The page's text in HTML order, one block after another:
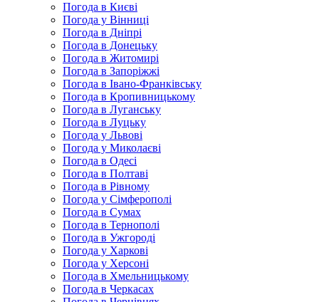
Погода в Києві
Погода у Вінниці
Погода в Дніпрі
Погода в Донецьку
Погода в Житомирі
Погода в Запоріжжі
Погода в Івано-Франківську
Погода в Кропивницькому
Погода в Луганську
Погода в Луцьку
Погода у Львові
Погода у Миколаєві
Погода в Одесі
Погода в Полтаві
Погода в Рівному
Погода у Сімферополі
Погода в Сумах
Погода в Тернополі
Погода в Ужгороді
Погода у Харкові
Погода у Херсоні
Погода в Хмельницькому
Погода в Черкасах